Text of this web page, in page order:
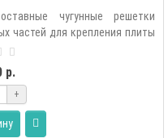
чугунные решетки
частей для крепления плиты
р.
+